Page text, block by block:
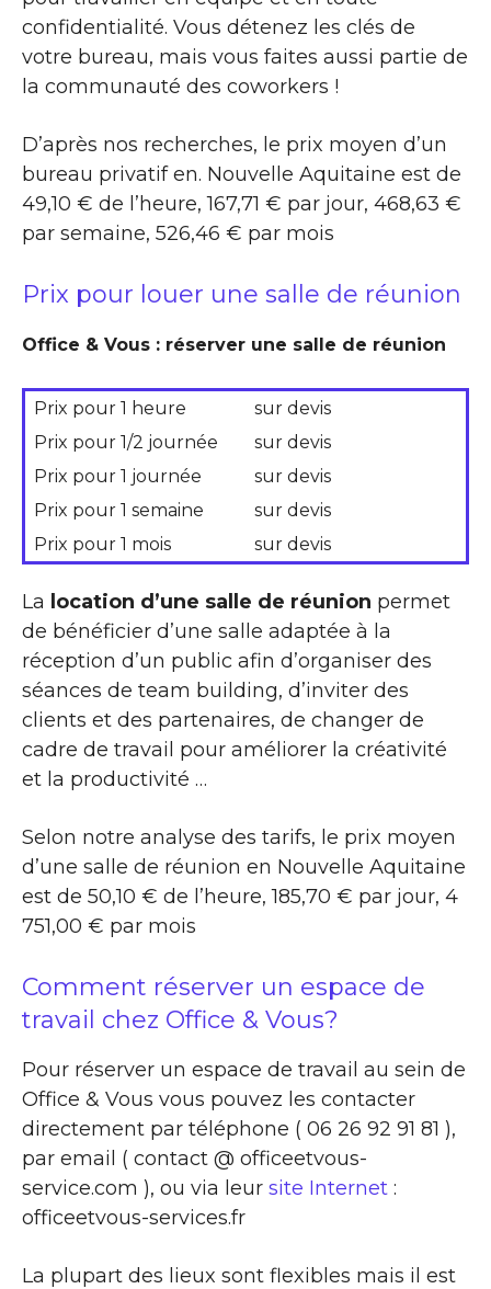
confidentialité. Vous détenez les clés de
votre bureau, mais vous faites aussi partie de
la communauté des coworkers !
D’après nos recherches, le prix moyen d’un
bureau privatif en. Nouvelle Aquitaine est de
49,10 € de l’heure, 167,71 € par jour, 468,63 €
par semaine, 526,46 € par mois
Prix pour louer une salle de réunion
Office & Vous : réserver une salle de réunion
Prix pour 1 heure
sur devis
Prix pour 1/2 journée
sur devis
Prix pour 1 journée
sur devis
Prix pour 1 semaine
sur devis
Prix pour 1 mois
sur devis
La location d’une salle de réunion permet
de bénéficier d’une salle adaptée à la
réception d’un public afin d’organiser des
séances de team building, d’inviter des
clients et des partenaires, de changer de
cadre de travail pour améliorer la créativité
et la productivité …
Selon notre analyse des tarifs, le prix moyen
d’une salle de réunion en Nouvelle Aquitaine
est de 50,10 € de l’heure, 185,70 € par jour, 4
751,00 € par mois
Comment réserver un espace de
travail chez Office & Vous?
Pour réserver un espace de travail au sein de
Office & Vous vous pouvez les contacter
directement par téléphone ( 06 26 92 91 81 ),
par email ( contact @ officeetvous-
service.com ), ou via leur site Internet :
officeetvous-services.fr
La plupart des lieux sont flexibles mais il est